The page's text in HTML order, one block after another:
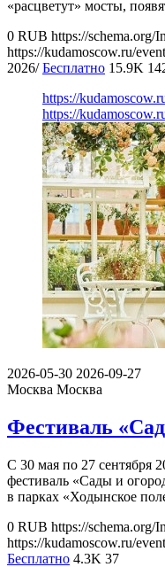
«расцветут» мосты,
0 RUB https://schema.org/
https://kudamoscow.ru/
2026/ Бесплатно 15.9K
https://
https://
2026-05-30 2026-09-27
Москва Москва
Фестиваль
С 30 мая по 27 сентября
фестиваль «Сады и
в парках «Ходынское
0 RUB https://schema.org/
https://kudamoscow.ru/
Бесплатно 4.3K 37